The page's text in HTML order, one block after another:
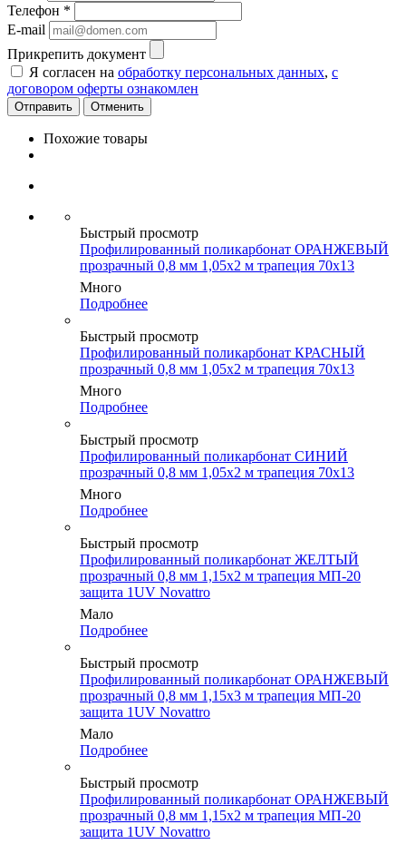
Телефон *
E-mail
Прикрепить документ
Я согласен на обработку персональных данных, с
договором оферты ознакомлен
Отменить
Похожие товары
Быстрый просмотр
Профилированный поликарбонат ОРАНЖЕВЫЙ
прозрачный 0,8 мм 1,05х2 м трапеция 70х13
Много
Подробнее
Быстрый просмотр
Профилированный поликарбонат КРАСНЫЙ
прозрачный 0,8 мм 1,05х2 м трапеция 70х13
Много
Подробнее
Быстрый просмотр
Профилированный поликарбонат СИНИЙ
прозрачный 0,8 мм 1,05х2 м трапеция 70х13
Много
Подробнее
Быстрый просмотр
Профилированный поликарбонат ЖЕЛТЫЙ
прозрачный 0,8 мм 1,15х2 м трапеция МП-20
защита 1UV Novattro
Мало
Подробнее
Быстрый просмотр
Профилированный поликарбонат ОРАНЖЕВЫЙ
прозрачный 0,8 мм 1,15х3 м трапеция МП-20
защита 1UV Novattro
Мало
Подробнее
Быстрый просмотр
Профилированный поликарбонат ОРАНЖЕВЫЙ
прозрачный 0,8 мм 1,15х2 м трапеция МП-20
защита 1UV Novattro